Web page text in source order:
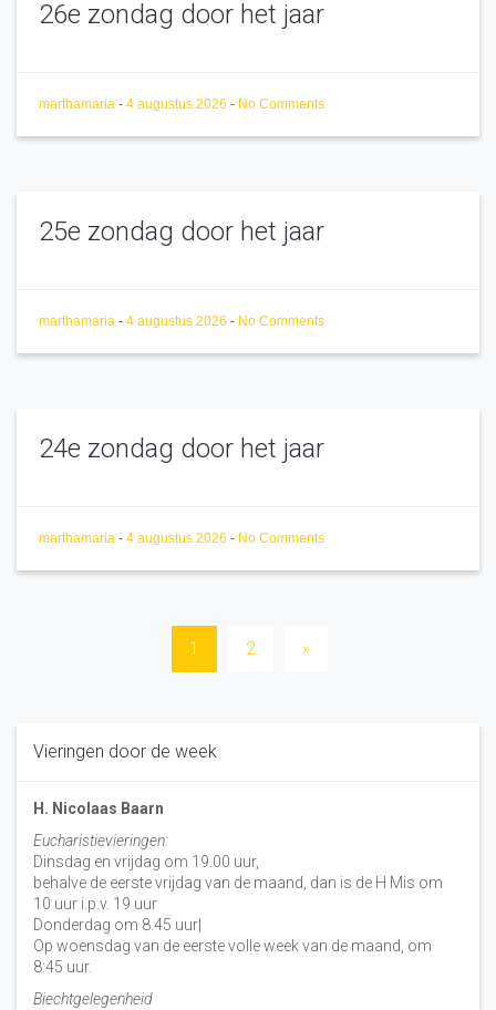
26e zondag door het jaar
marthamaria - 4 augustus 2026 - No Comments
25e zondag door het jaar
marthamaria - 4 augustus 2026 - No Comments
24e zondag door het jaar
marthamaria - 4 augustus 2026 - No Comments
1 2 »
Vieringen door de week
H. Nicolaas Baarn
Eucharistievieringen:
Dinsdag en vrijdag om 19.00 uur,
behalve de eerste vrijdag van de maand, dan is de H Mis om
10 uur i.p.v. 19 uur
Donderdag om 8.45 uur|
Op woensdag van de eerste volle week van de maand, om
8:45 uur.
Biechtgelegenheid